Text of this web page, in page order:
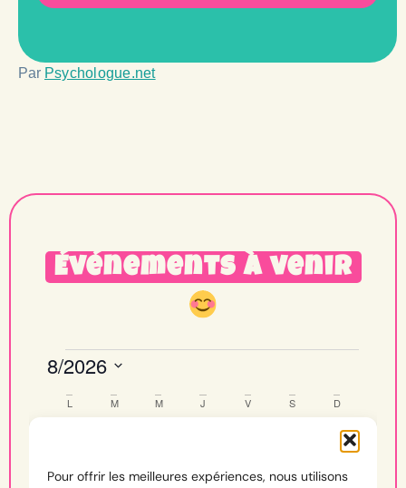
Par Psychologue.net
Événements à venir